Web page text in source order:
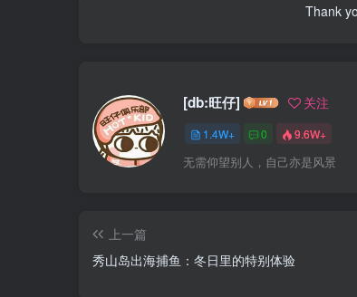
Thank
[db:旺仔] 关注
1.4W+ 0 9.6W+
无需仰望别人，自己亦是风景
上一篇
秀山岛出海捕鱼：冬日里的特别体验